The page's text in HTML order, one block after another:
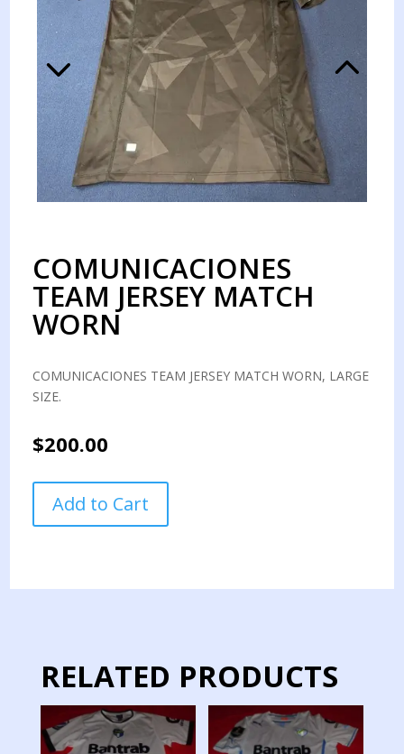
COMUNICACIONES
TEAM JERSEY MATCH
WORN
COMUNICACIONES TEAM JERSEY MATCH WORN, LARGE
SIZE.
$200.00
TEAM
JERSEY
quantity
Add to Cart
RELATED PRODUCTS